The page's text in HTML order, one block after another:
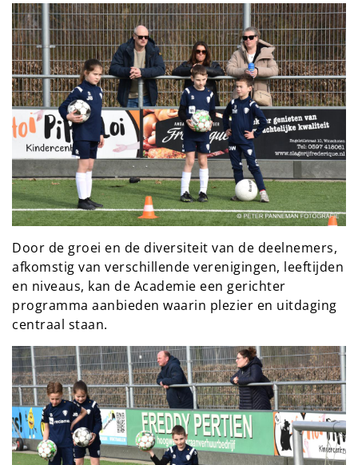
Door de groei en de diversiteit van de deelnemers,
afkomstig van verschillende verenigingen, leeftijden
en niveaus, kan de Academie een gerichter
programma aanbieden waarin plezier en uitdaging
centraal staan.